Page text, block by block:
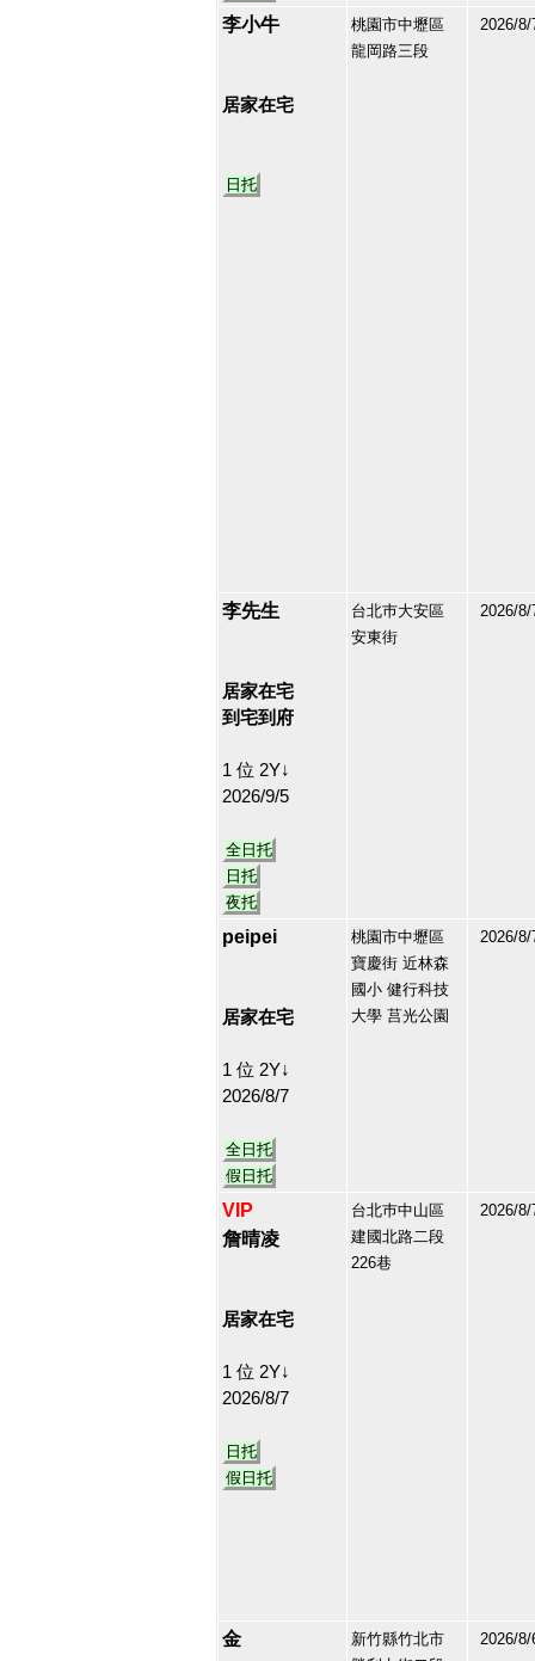
李小牛
居家在宅
日托
桃園市中壢區
龍岡路三段
2026/8/
李先生
居家在宅
到宅到府
1 位 2Y↓
2026/9/5
全日托
日托
夜托
台北巿大安區
安東街
2026/8/
peipei
居家在宅
1 位 2Y↓
2026/8/7
全日托
假日托
桃園市中壢區
寶慶街 近林森
國小 健行科技
大學 莒光公園
2026/8/
VIP
詹晴凌
居家在宅
1 位 2Y↓
2026/8/7
日托
假日托
台北巿中山區
建國北路二段
226巷
2026/8/
金
新竹縣竹北市
2026/8/